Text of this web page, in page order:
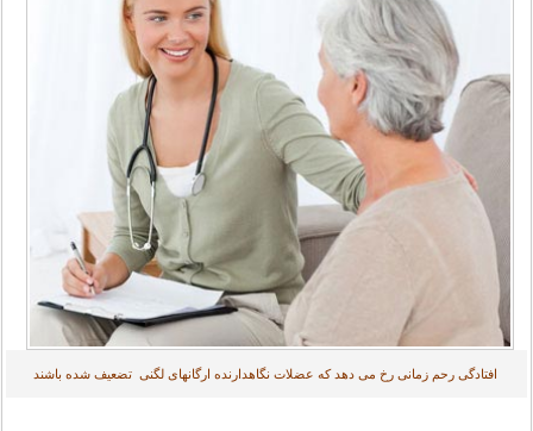
افتادگی رحم زمانی رخ می دهد که عضلات نگاهدارنده ارگانهای لگنی تضعیف شده باشند